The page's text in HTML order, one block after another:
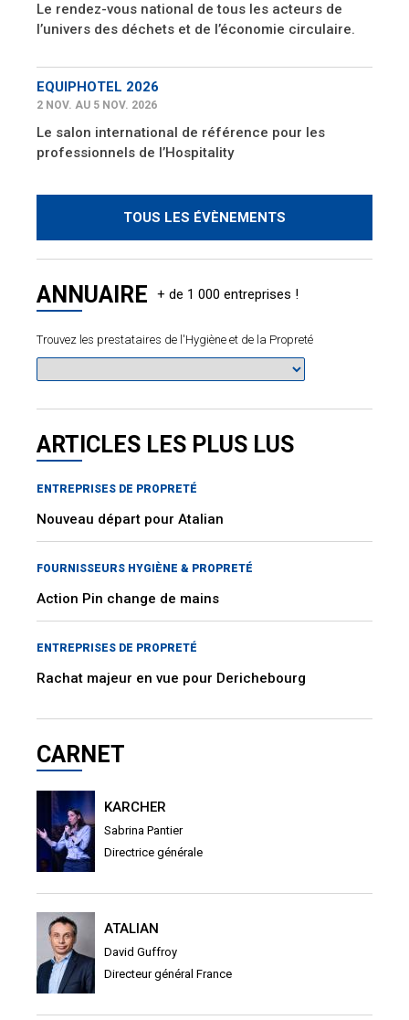
Le rendez-vous national de tous les acteurs de
l’univers des déchets et de l’économie circulaire.
EQUIPHOTEL 2026
2 NOV. AU 5 NOV. 2026
Le salon international de référence pour les
professionnels de l’Hospitality
TOUS LES ÉVÈNEMENTS
ANNUAIRE
Trouvez les prestataires de l'Hygiène et de la Propreté
ARTICLES LES PLUS LUS
ENTREPRISES DE PROPRETÉ
Nouveau départ pour Atalian
FOURNISSEURS HYGIÈNE & PROPRETÉ
Action Pin change de mains
ENTREPRISES DE PROPRETÉ
Rachat majeur en vue pour Derichebourg
CARNET
KARCHER
Sabrina Pantier
Directrice générale
ATALIAN
David Guffroy
Directeur général France